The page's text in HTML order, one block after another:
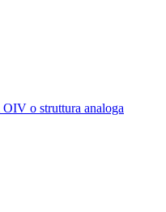
o struttura analoga